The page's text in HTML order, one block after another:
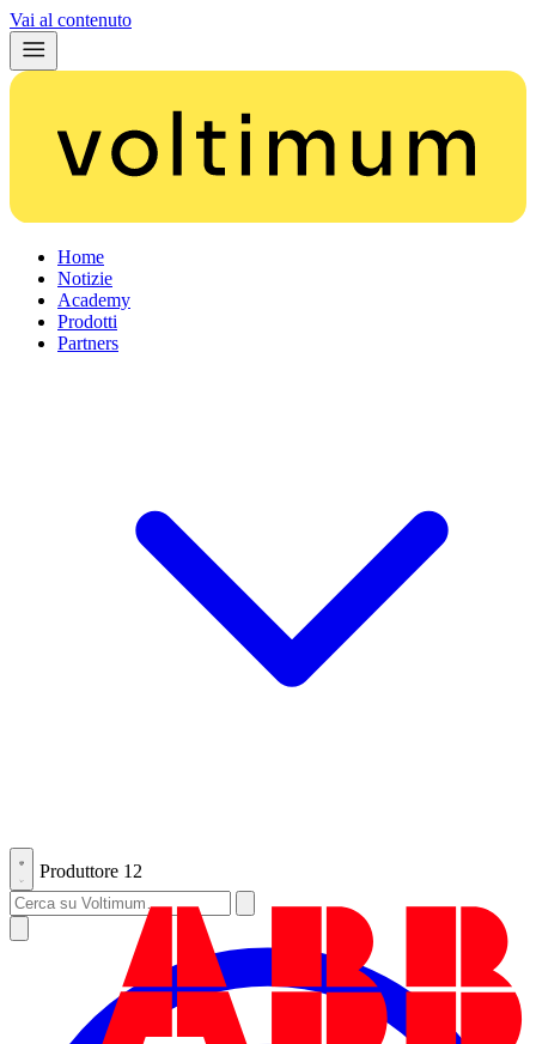
Vai al contenuto
Home
Notizie
Academy
Prodotti
Partners
Produttore 12